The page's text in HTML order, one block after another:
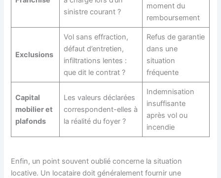
sinistre courant ?
moment du
remboursement
Exclusions
Vol sans effraction,
défaut d’entretien,
infiltrations lentes :
que dit le contrat ?
Refus de garantie
dans une
situation
fréquente
Capital
mobilier et
plafonds
Les valeurs déclarées
correspondent-elles à
la réalité du foyer ?
Indemnisation
insuffisante
après vol ou
incendie
Enfin, un point souvent oublié concerne la situation
locative. Un locataire doit généralement fournir une